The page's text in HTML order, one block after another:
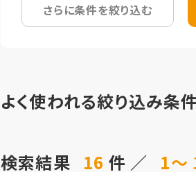
さらに条件を絞り込む
よく使われる絞り込み条件
検索結果 16 件 ／ 1～